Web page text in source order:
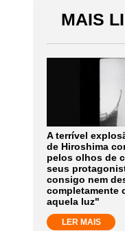
MAIS
A terrível
de Hiroshima
pelos olhos de
seus
consigo nem
completamente
aquela luz"
LER MAIS